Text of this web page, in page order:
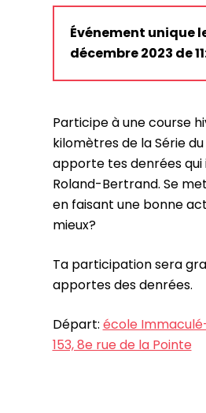
Événement unique
décembre 2023 de
Participe à une course
kilomètres de la Série
apporte tes denrées
Roland-Bertrand. Se
en faisant une bonne
mieux?
Ta participation sera
apportes des denrées.
Départ: école
153, 8e rue de la Pointe